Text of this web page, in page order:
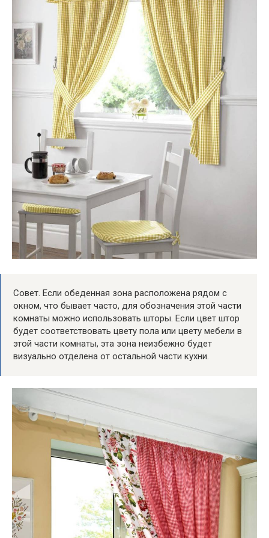
Совет. Если обеденная зона расположена рядом с
окном, что бывает часто, для обозначения этой части
комнаты можно использовать шторы. Если цвет штор
будет соответствовать цвету пола или цвету мебели в
этой части комнаты, эта зона неизбежно будет
визуально отделена от остальной части кухни.